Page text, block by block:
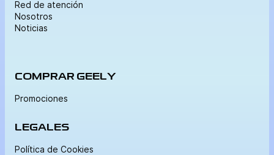
Red de atención
Nosotros
Noticias
COMPRAR GEELY
Promociones
LEGALES
Política de Cookies